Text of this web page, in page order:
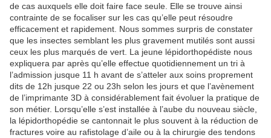
de cas auxquels elle doit faire face seule. Elle se trouve ainsi
contrainte de se focaliser sur les cas qu’elle peut résoudre
efficacement et rapidement. Nous sommes surpris de constater
que les insectes semblant les plus gravement mutilés sont aussi
ceux les plus marqués de vert. La jeune lépidorthopédiste nous
expliquera par après qu’elle effectue quotidiennement un tri à
l’admission jusque 11 h avant de s’atteler aux soins proprement
dits de 12h jusque 22 ou 23h selon les jours et que l’avènement
de l’imprimante 3D à considérablement fait évoluer la pratique de
son métier. Lorsqu’elle s’est installée à l’aube du nouveau siècle,
la lépidorthopédie se cantonnait le plus souvent à la réduction de
fractures voire au rafistolage d’aile ou à la chirurgie des tendons